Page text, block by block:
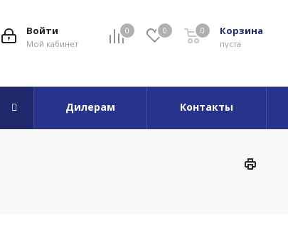
0 0 Корзина
пуста
0
Войти
Мой кабинет
Дилерам Контакты